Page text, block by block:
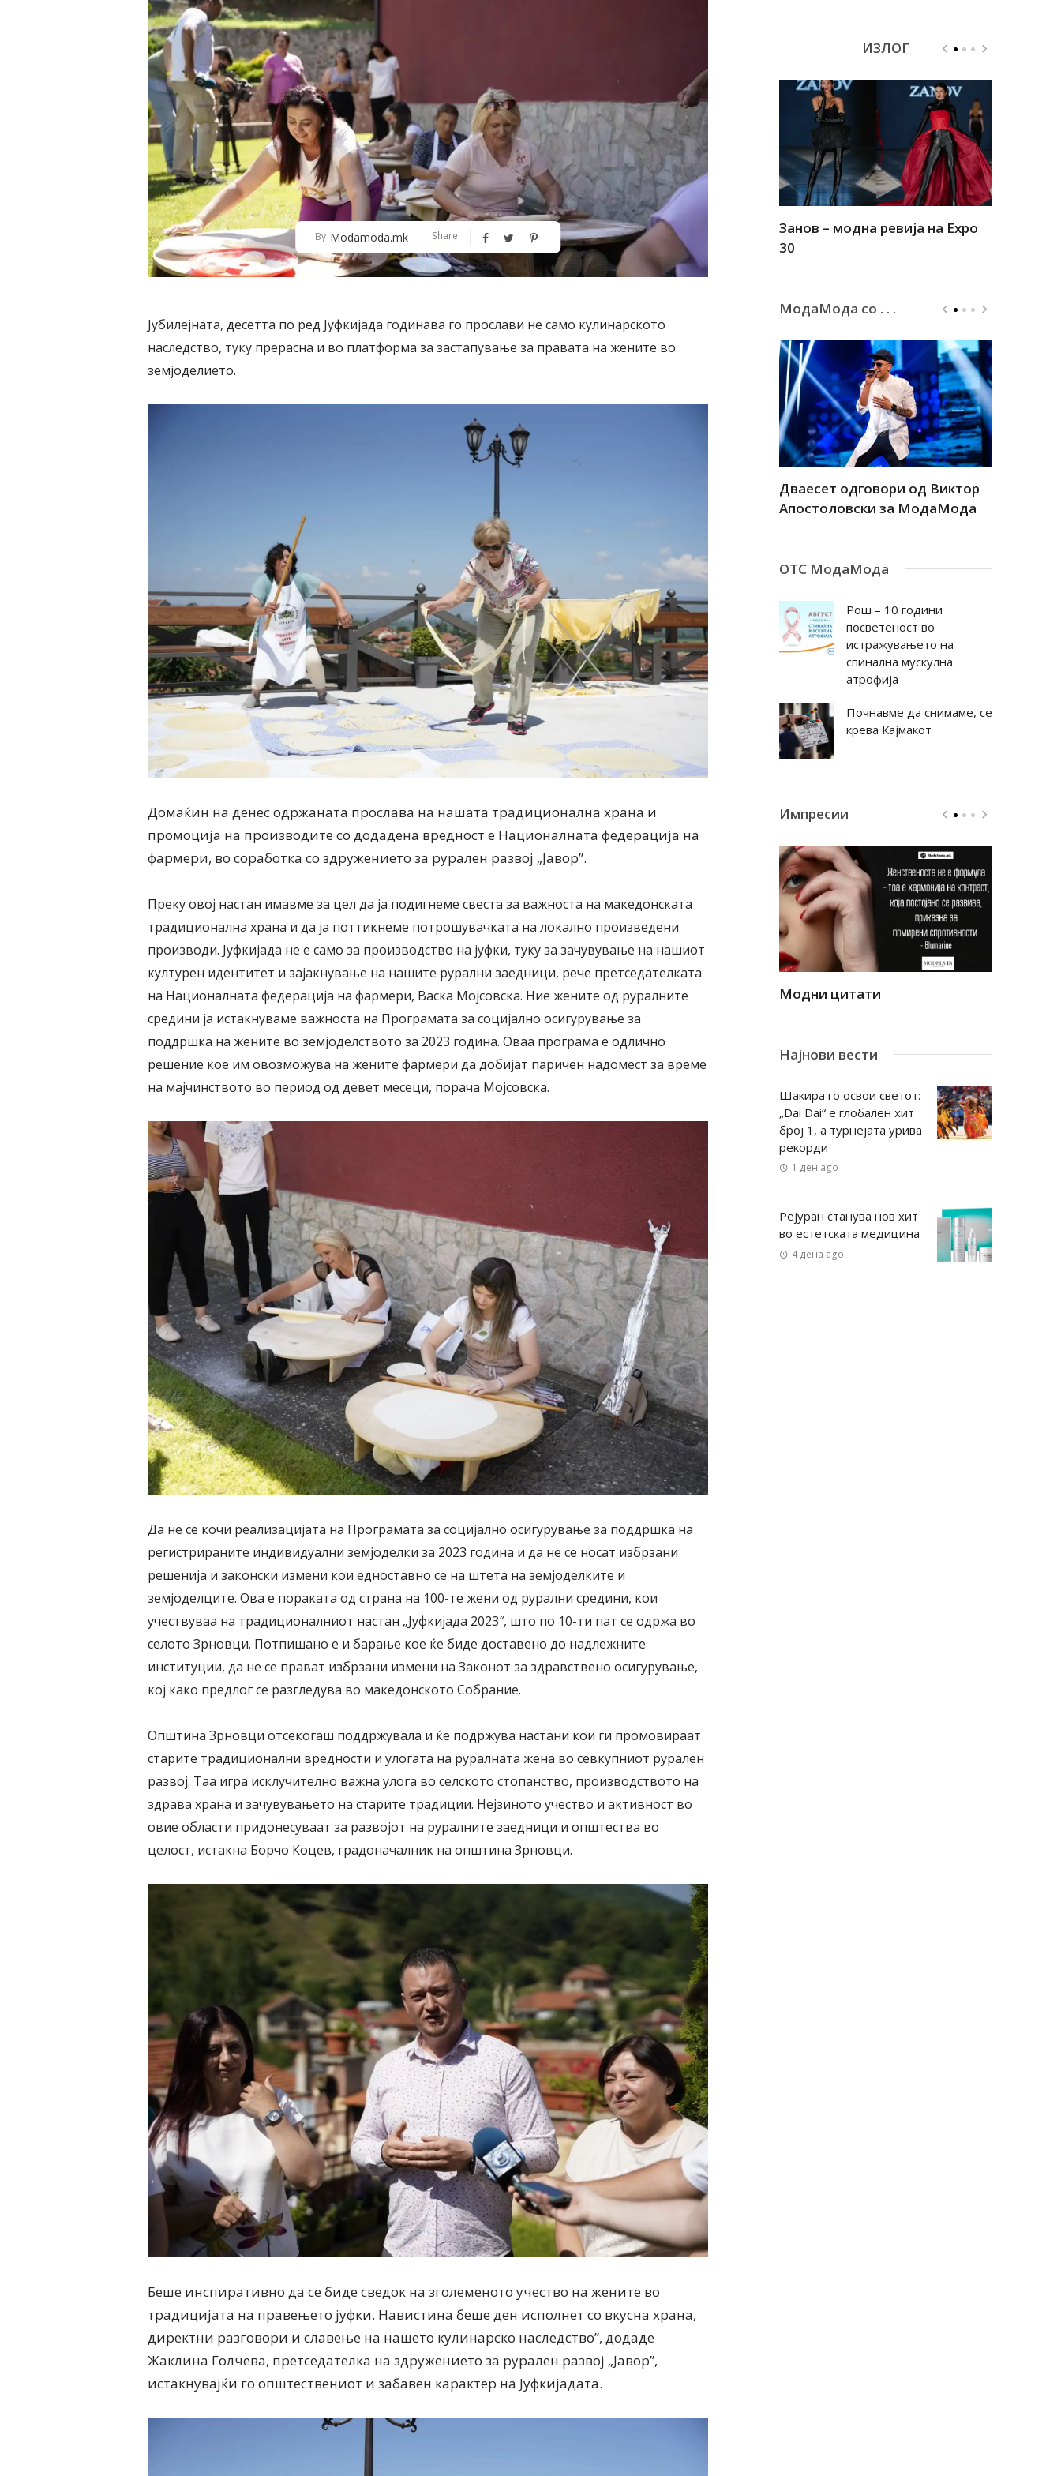
By Modamoda.mk Share
Јубилејната, десетта по ред Јуфкијада годинава го прослави не само кулинарското
наследство, туку прерасна и во платформа за застапување за правата на жените во
земјоделието.
Домаќин на денес одржаната прослава на нашата традиционална храна и
промоција на производите со додадена вредност е Националната федерација на
фармери, во соработка со здружението за рурален развој „Јавор”.
Преку овој настан имавме за цел да ја подигнеме свеста за важноста на македонската
традиционална храна и да ја поттикнеме потрошувачката на локално произведени
производи. Јуфкијада не е само за производство на јуфки, туку за зачувување на нашиот
културен идентитет и зајакнување на нашите рурални заедници, рече претседателката
на Националната федерација на фармери, Васка Мојсовска. Ние жените од руралните
средини ја истакнуваме важноста на Програмата за социјално осигурување за
поддршка на жените во земјоделството за 2023 година. Оваа програма е одлично
решение кое им овозможува на жените фармери да добијат паричен надомест за време
на мајчинството во период од девет месеци, порача Мојсовска.
Да не се кочи реализацијата на Програмата за социјално осигурување за поддршка на
регистрираните индивидуални земјоделки за 2023 година и да не се носат избрзани
решенија и законски измени кои едноставно се на штета на земјоделките и
земјоделците. Ова е пораката од страна на 100-те жени од рурални средини, кои
учествуваа на традиционалниот настан „Јуфкијада 2023″, што по 10-ти пат се одржа во
селото Зрновци. Потпишано е и барање кое ќе биде доставено до надлежните
институции, да не се прават избрзани измени на Законот за здравствено осигурување,
кој како предлог се разгледува во македонското Собрание.
Општина Зрновци отсекогаш поддржувала и ќе подржува настани кои ги промовираат
старите традиционални вредности и улогата на руралната жена во севкупниот рурален
развој. Таа игра исклучително важна улога во селското стопанство, производството на
здрава храна и зачувувањето на старите традиции. Нејзиното учество и активност во
овие области придонесуваат за развојот на руралните заедници и општества во
целост, истакна Борчо Коцев, градоначалник на општина Зрновци.
Беше инспиративно да се биде сведок на зголеменото учество на жените во
традицијата на правењето јуфки. Навистина беше ден исполнет со вкусна храна,
директни разговори и славење на нашето кулинарско наследство”, додаде
Жаклина Голчева, претседателка на здружението за рурален развој „Јавор”,
истакнувајќи го општествениот и забавен карактер на Јуфкијадата.
ИЗЛОГ
Алшар – модна ревија на Expo
30
Филигрански обетки
Занов – модна ревија на Expo
30
МодаМода со . . .
Антовска за МодаМода
Ристовски Принц
Дваесет одговори од Виктор
Апостоловски за МодаМода
ОТС МодаМода
Рош – 10 години
посветеност во
истражувањето на
спинална мускулна
атрофија
Почнавме да снимаме, се
крева Кајмакот
Импресии
Модни цитати Модни цитати Модни цитати
Најнови вести
Шакира го освои светот:
„Dai Dai“ е глобален хит
број 1, а турнејата урива
рекорди
1 ден ago
Рејуран станува нов хит
во естетската медицина
4 дена ago